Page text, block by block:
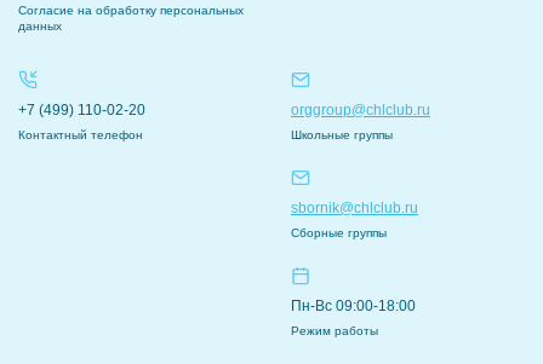
Согласие на обработку персональных
данных
+7 (499) 110-02-20
Контактный телефон
orggroup@chlclub.ru
Школьные группы
sbornik@chlclub.ru
Сборные группы
Пн-Вс 09:00-18:00
Режим работы